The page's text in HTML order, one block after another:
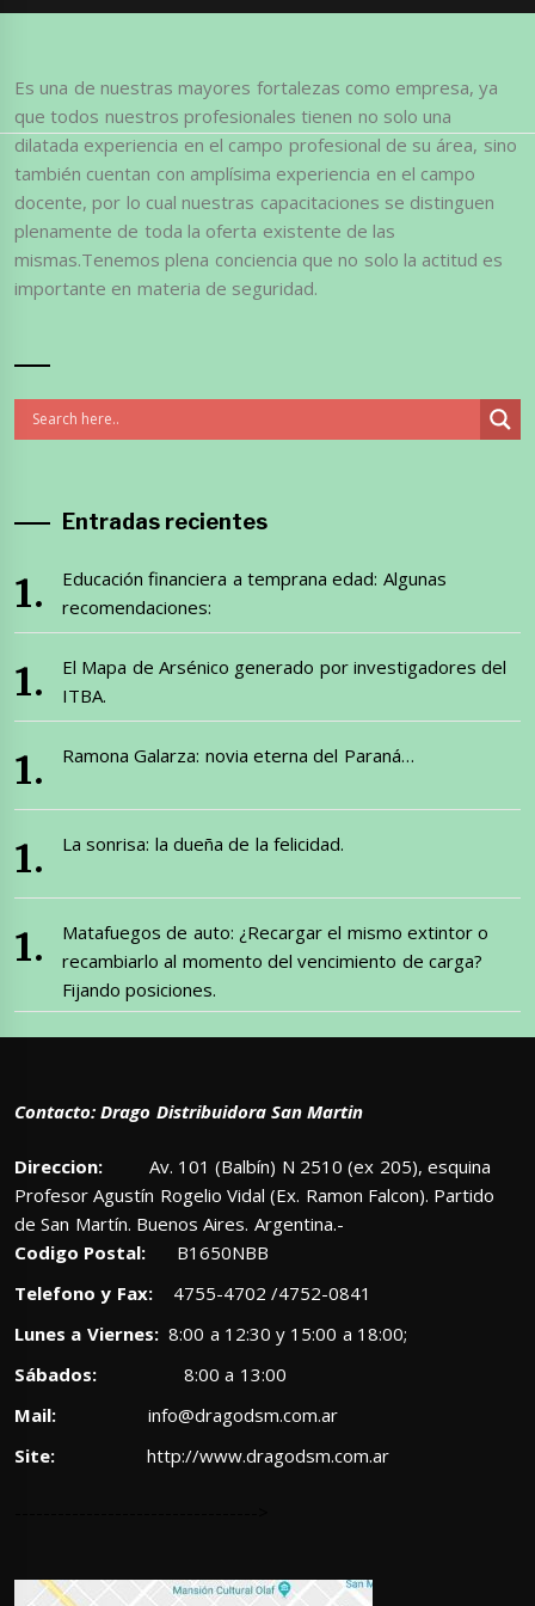
Es una de nuestras mayores fortalezas como empresa, ya
que todos nuestros profesionales tienen no solo una
dilatada experiencia en el campo profesional de su área, sino
también cuentan con amplísima experiencia en el campo
docente, por lo cual nuestras capacitaciones se distinguen
plenamente de toda la oferta existente de las
mismas.Tenemos plena conciencia que no solo la actitud es
importante en materia de seguridad.
Entradas recientes
Educación financiera a temprana edad: Algunas
recomendaciones:
El Mapa de Arsénico generado por investigadores del
ITBA.
Ramona Galarza: novia eterna del Paraná…
La sonrisa: la dueña de la felicidad.
Matafuegos de auto: ¿Recargar el mismo extintor o
recambiarlo al momento del vencimiento de carga?
Fijando posiciones.
Contacto: Drago Distribuidora San Martin
Direccion: Av. 101 (Balbín) N 2510 (ex 205), esquina
Profesor Agustín Rogelio Vidal (Ex. Ramon Falcon). Partido
de San Martín. Buenos Aires. Argentina.-
Codigo Postal: B1650NBB
Telefono y Fax:4755-4702 /4752-0841
Lunes a Viernes:8:00 a 12:30 y 15:00 a 18:00;
Sábados: 8:00 a 13:00
Mail:
info@dragodsm.com.ar
Site:
http://www.dragodsm.com.ar